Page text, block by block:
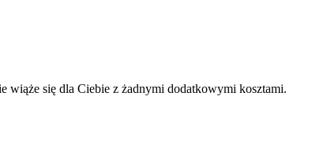
wiąże się dla Ciebie z żadnymi dodatkowymi kosztami.